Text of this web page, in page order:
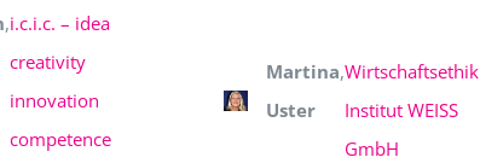
,i.c.i.c. – idea
creativity
innovation
competence
Martina
Uster
,Wirtschaftsethik
Institut WEISS
GmbH